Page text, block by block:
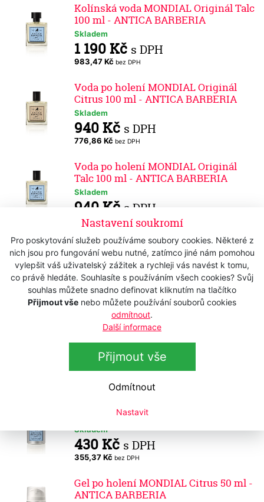
Nastavení soukromí
Pro poskytování služeb používáme soubory cookies. Některé z
nich jsou pro fungování webu nutné, zatímco jiné nám pomohou
vylepšit váš uživatelský zážitek a rychleji vás navést k tomu,
co právě hledáte. Souhlasíte s používáním všech cookies? Svůj
souhlas můžete snadno definovat kliknutím na tlačítko
Přijmout vše nebo můžete používání souborů cookies
odmítnout.
Další informace
Přijmout vše
Odmítnout
Nastavit
Kolínská voda MONDIAL Originál Talc
100 ml - ANTICA BARBERIA
Skladem
1 190 Kč s DPH
983,47 Kč bez DPH
Voda po holení MONDIAL Originál
Citrus 100 ml - ANTICA BARBERIA
Skladem
940 Kč s DPH
776,86 Kč bez DPH
Voda po holení MONDIAL Originál
Talc 100 ml - ANTICA BARBERIA
Skladem
940 Kč s DPH
776,86 Kčbez DPH
Gel po holení MONDIAL Nobilis 50 ml
- Lime and Levander
Skladem
535 Kč s DPH
442,15 Kčbez DPH
Krém MONDIAL Pre Shave Citrus 50
Skladem
430 Kč s DPH
- ANTICA BARBERIA
Skladem
430 Kč s DPH
355,37 Kč bez DPH
Gel po holení MONDIAL Citrus 50 ml -
ANTICA BARBERIA